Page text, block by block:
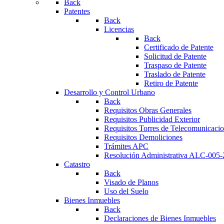
Back
Patentes
Back
Licencias
Back
Certificado de Patente
Solicitud de Patente
Traspaso de Patente
Traslado de Patente
Retiro de Patente
Desarrollo y Control Urbano
Back
Requisitos Obras Generales
Requisitos Publicidad Exterior
Requisitos Torres de
Requisitos Demoliciones
Trámites APC
Resolución Administrativa ALC-005-
Catastro
Back
Visado de Planos
Uso del Suelo
Bienes Inmuebles
Back
Declaraciones de Bienes Inmuebles